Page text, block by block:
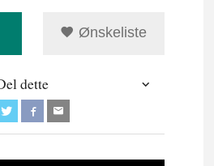
Ønskeliste
dette